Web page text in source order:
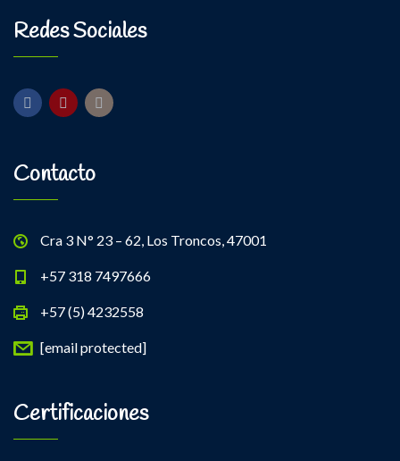
Redes Sociales
Contacto
Cra 3 N° 23 – 62, Los Troncos, 47001
+57 318 7497666
+57 (5) 4232558
[email protected]
Certificaciones